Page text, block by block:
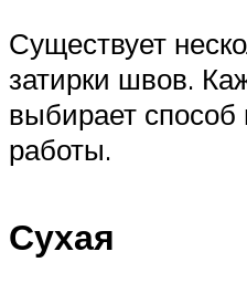
Существует
затирки швов.
выбирает способ
работы.
Сухая